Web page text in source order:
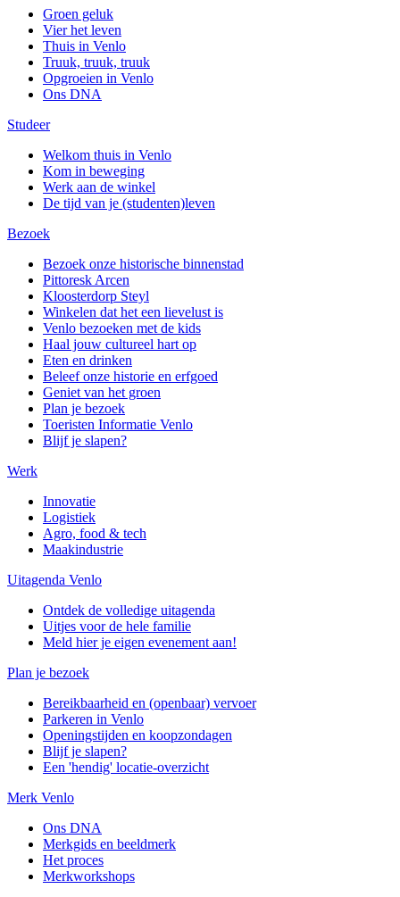
Groen geluk
Vier het leven
Thuis in Venlo
Truuk, truuk, truuk
Opgroeien in Venlo
Ons DNA
Studeer
Welkom thuis in Venlo
Kom in beweging
Werk aan de winkel
De tijd van je (studenten)leven
Bezoek
Bezoek onze historische binnenstad
Pittoresk Arcen
Kloosterdorp Steyl
Winkelen dat het een lievelust is
Venlo bezoeken met de kids
Haal jouw cultureel hart op
Eten en drinken
Beleef onze historie en erfgoed
Geniet van het groen
Plan je bezoek
Toeristen Informatie Venlo
Blijf je slapen?
Werk
Innovatie
Logistiek
Agro, food & tech
Maakindustrie
Uitagenda Venlo
Ontdek de volledige uitagenda
Uitjes voor de hele familie
Meld hier je eigen evenement aan!
Plan je bezoek
Bereikbaarheid en (openbaar) vervoer
Parkeren in Venlo
Openingstijden en koopzondagen
Blijf je slapen?
Een 'hendig' locatie-overzicht
Merk Venlo
Ons DNA
Merkgids en beeldmerk
Het proces
Merkworkshops